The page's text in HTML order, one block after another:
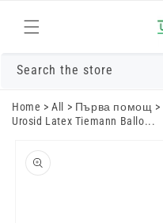
към
съдържанието
Search the store
Home >All > Първа помощ >
Urosid Latex Tiemann Ballo...
информацията
за продукта